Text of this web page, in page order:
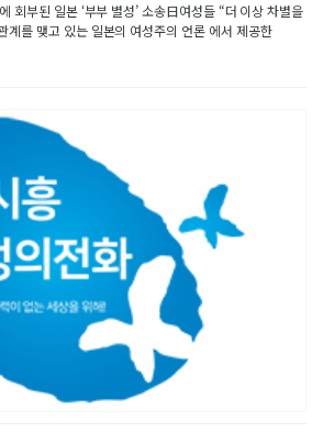
회부된 일본 ‘부부 별성’ 소송日여성들 “더 이상 차별을
계를 맺고 있는 일본의 여성주의 언론 에서 제공한